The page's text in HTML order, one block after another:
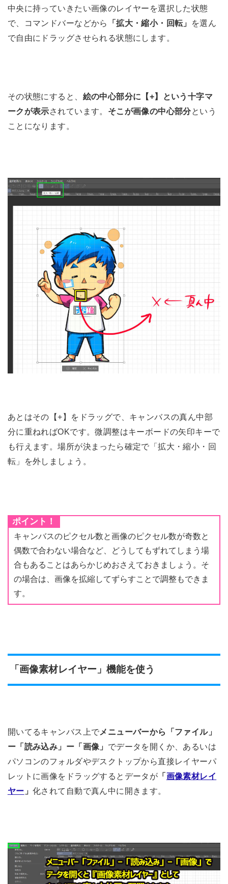
中央に持っていきたい画像のレイヤーを選択した状態
で、コマンドバーなどから
「拡大・縮小・回転」
を選ん
で自由にドラッグさせられる状態にします。
その状態にすると、 絵の中心部分に【+】という十字マ
ークが表示されています。 そこが画像の中心部分という
ことになります。
あとはその【+】をドラッグで、キャンバスの真ん中部
分に重ねればOKです。微調整はキーボードの矢印キーで
も行えます。場所が決まったら確定で「拡大・縮小・回
転」を外しましょう。
ポイント！
キャンバスのピクセル数と画像のピクセル数が奇数と
偶数で合わない場合など、どうしてもずれてしまう場
合もあることはあらかじめおさえておきましょう。そ
の場合は、画像を拡縮してずらすことで調整もできま
す。
「画像素材レイヤー」機能を使う
開いてるキャンバス上でメニューバーから「ファイル」
ー「読み込み」ー「画像」 でデータを開くか、あるいは
パソコンのフォルダやデスクトップから直接レイヤーパ
レットに画像をドラッグするとデータが 「画像素材レイ
ヤー 」化されて自動で真ん中に開きます。